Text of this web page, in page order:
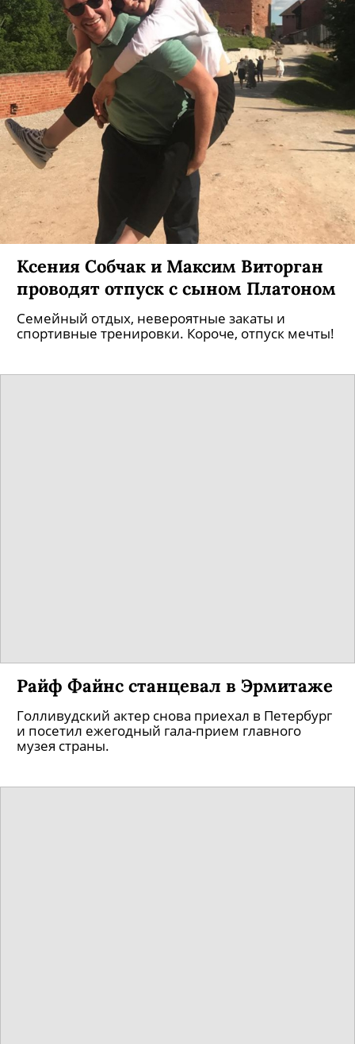
Ксения Собчак и Максим Виторган
проводят отпуск с сыном Платоном
Семейный отдых, невероятные закаты и
спортивные тренировки. Короче, отпуск мечты!
Райф Файнс станцевал в Эрмитаже
Голливудский актер снова приехал в Петербург
и посетил ежегодный гала-прием главного
музея страны.